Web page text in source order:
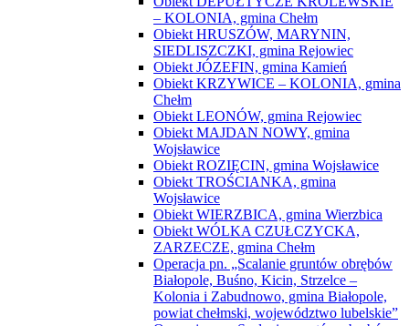
– KOLONIA, gmina Chełm
Obiekt HRUSZÓW, MARYNIN,
SIEDLISZCZKI, gmina Rejowiec
Obiekt JÓZEFIN, gmina Kamień
Obiekt KRZYWICE – KOLONIA, gmina
Chełm
Obiekt LEONÓW, gmina Rejowiec
Obiekt MAJDAN NOWY, gmina
Wojsławice
Obiekt ROZIĘCIN, gmina Wojsławice
Obiekt TROŚCIANKA, gmina
Wojsławice
Obiekt WIERZBICA, gmina Wierzbica
Obiekt WÓLKA CZUŁCZYCKA,
ZARZECZE, gmina Chełm
Operacja pn. „Scalanie gruntów obrębów
Białopole, Buśno, Kicin, Strzelce –
Kolonia i Zabudnowo, gmina Białopole,
powiat chełmski, województwo lubelskie”